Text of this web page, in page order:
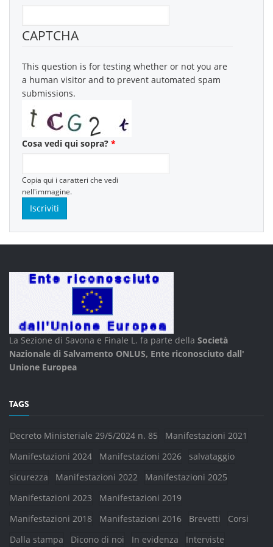
CAPTCHA
This question is for testing whether or not you are
a human visitor and to prevent automated spam
submissions.
Cosa vedi qui sopra? *
Copia qui i caratteri che vedi
nell'immagine.
La Sezione di Savona e Finale L. fa parte della Società
Nazionale di Salvamento ONLUS, Ente riconosciuto dall'
Unione Europea
TAGS
Decreto Ministeriale 29/5/2024 n. 85
Manifestazioni 2021
Manifestazioni 2024
Manifestazioni 2026
salvataggio
sicurezza
Manifestazioni 2022
Manifestazioni 2025
Manifestazioni 2023
Manifestazioni 2019
Manifestazioni 2018
Manifestazioni 2016 Brevetti
Corsi
Dalla stampa
Dicono di noi In evidenza
Interviste